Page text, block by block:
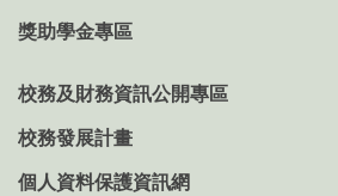
獎助學金專區
校務及財務資訊公開專區
校務發展計畫
個人資料保護資訊網